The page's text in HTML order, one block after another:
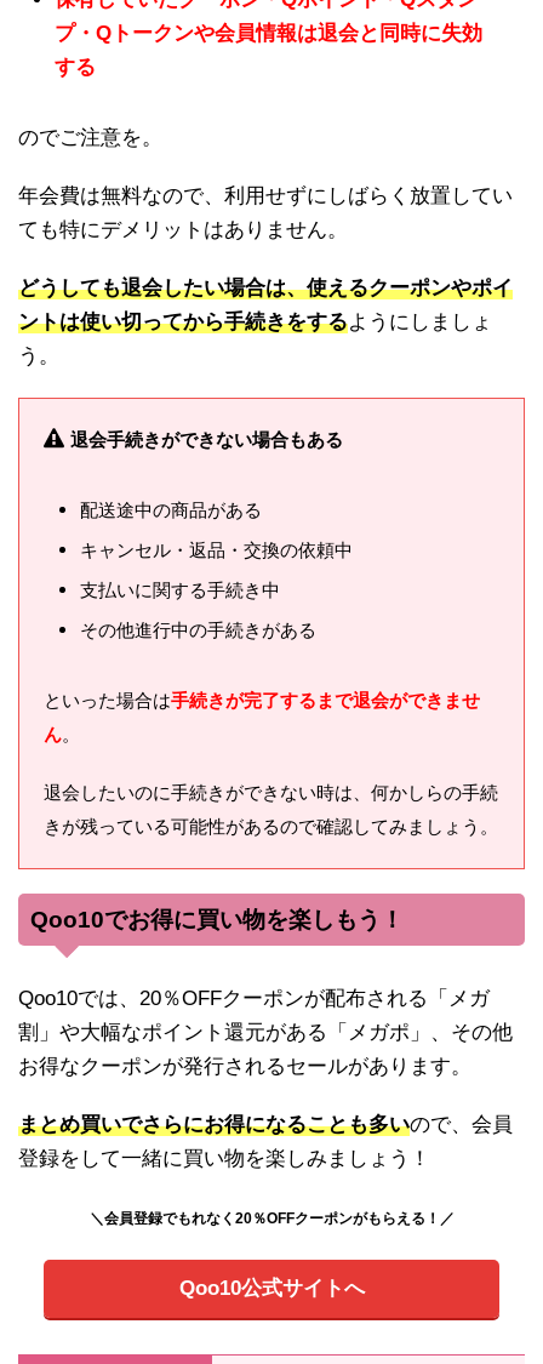
プ・Qトークンや会員情報は退会と同時に失効
する
のでご注意を。
年会費は無料なので、利用せずにしばらく放置してい
ても特にデメリットはありません。
どうしても退会したい場合は、使えるクーポンやポイ
ントは使い切ってから手続きをするようにしましょ
う。
退会手続きができない場合もある
配送途中の商品がある
キャンセル・返品・交換の依頼中
支払いに関する手続き中
その他進行中の手続きがある
といった場合は手続きが完了するまで退会ができませ
ん。
退会したいのに手続きができない時は、何かしらの手続
きが残っている可能性があるので確認してみましょう。
Qoo10でお得に買い物を楽しもう！
Qoo10では、20％OFFクーポンが配布される「メガ
割」や大幅なポイント還元がある「メガポ」、その他
お得なクーポンが発行されるセールがあります。
まとめ買いでさらにお得になることも多いので、会員
登録をして一緒に買い物を楽しみましょう！
＼会員登録でもれなく20％OFFクーポンがもらえる！／
Qoo10公式サイトへ